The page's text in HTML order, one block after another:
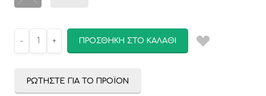
ΠΡΟΣΘΉΚΗ ΣΤΟ ΚΑΛΆΘΙ
ΡΩΤΉΣΤΕ ΓΙΑ ΤΟ ΠΡΟΪΌΝ